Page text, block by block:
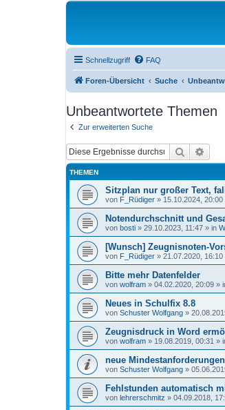
Schnellzugriff FAQ
Foren-Übersicht Suche
Unbeantwortete Themen
Zur erweiterten Suche
Suche
THEMEN
Sitzplan nur großer Text,
von F_Rüdiger » 15.10.2024, 20:00
Notendurchschnitt und
von bosti » 29.10.2023, 11:47 » in
[Wunsch] Zeugnisnoten-
von F_Rüdiger » 21.07.2020, 16:10
Bitte mehr Datenfelder
von wolfram » 04.02.2020, 20:09 »
Neues in Schulfix 8.8
von Schuster Wolfgang »
Zeugnisdruck in Word
von wolfram » 19.08.2019, 00:31 »
neue
von Schuster Wolfgang »
Fehlstunden automatisch
von lehrerschmitz » 04.09.2018,